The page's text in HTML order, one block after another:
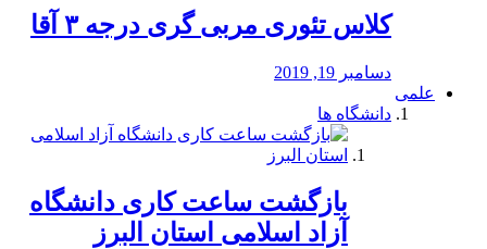
کلاس تئوری مربی گری درجه ۳ آقا
دسامبر 19, 2019
علمی
دانشگاه ها
بازگشت ساعت کاری دانشگاه
آزاد اسلامی استان البرز